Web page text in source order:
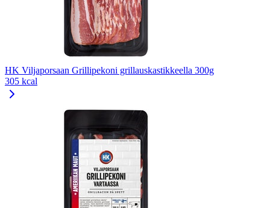
HK Viljaporsaan Grillipekoni grillauskastikkeella 300g
305 kcal